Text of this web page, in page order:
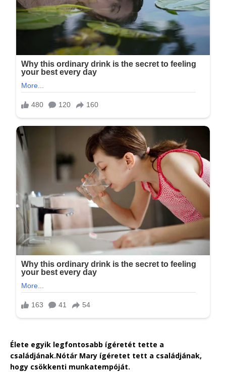
Élete egyik legfontosabb ígéretét tette a
családjának.Nótár Mary ígéretet tett a családjának,
hogy csökkenti munkatempóját.